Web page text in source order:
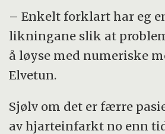
– Enkelt forklart har eg
likningane slik at
å løyse med numeriske
Elvetun.
Sjølv om det er færre
av hjarteinfarkt no enn